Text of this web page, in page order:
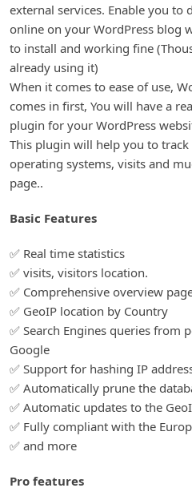
external services. Enable you to
online on your WordPress blog
to install and working fine
already using it)
When it comes to ease of use,
comes in first, You will have a
plugin for your WordPress
This plugin will help you to
operating systems, visits and
page..
Basic Features
✅ Real time statistics
✅ visits, visitors location.
✅ Comprehensive overview
✅ GeoIP location by Country
✅ Search Engines queries from
Google
✅ Support for hashing IP
✅ Automatically prune the
✅ Automatic updates to the
✅ Fully compliant with the
✅ and more
Pro features